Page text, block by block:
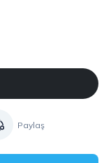
Paylaş